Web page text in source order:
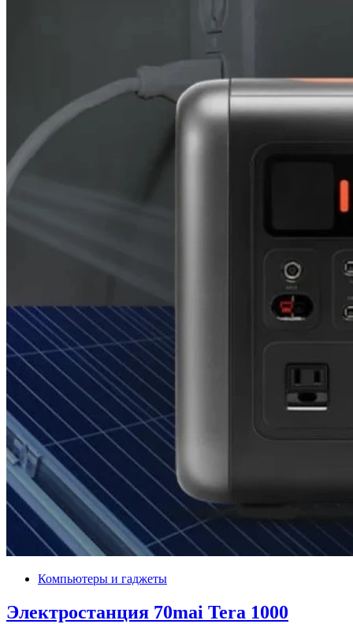
Компьютеры и гаджеты
Электростанция 70mai Tera 1000